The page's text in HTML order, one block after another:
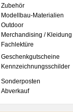
Zubehör
Modellbau-Materialien
Outdoor
Merchandising / Kleidung
Fachlektüre
Geschenkgutscheine
Kennzeichnungsschilder
Sonderposten
Abverkauf